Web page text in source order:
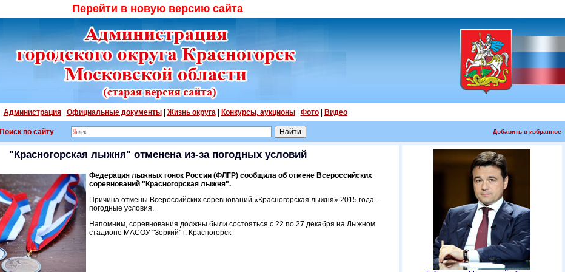
Перейти в новую версию сайта
Администрация| Официальные документы| Жизнь округа| Конкурсы, аукционы| Фото| Видео
Поиск по сайту Добавить в избранное
"Красногорская лыжня" отменена из-за погодных условий
Федерация лыжных гонок России (ФЛГР) сообщила об отмене Всероссийских
соревнований "Красногорская лыжня".
Причина отмены Всероссийских соревнований «Красногорская лыжня» 2015 года -
погодные условия.
Напомним, соревнования должны были состояться с 22 по 27 декабря на Лыжном
стадионе МАСОУ "Зоркий" г. Красногорск